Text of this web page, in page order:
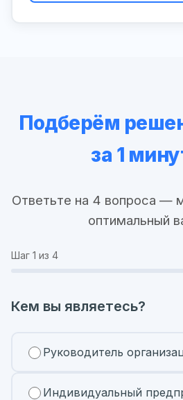
Подберём
за 1
Ответьте на 4 вопроса —
оптимальный
Шаг 1 из 4
Кем вы являетесь?
Руководитель
Индивидуальный